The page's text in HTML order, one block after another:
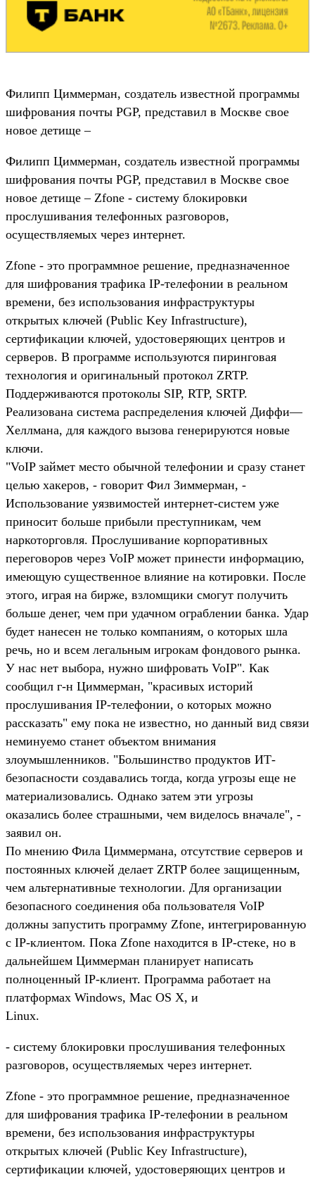
Филипп Циммерман, создатель известной программы
шифрования почты PGP, представил в Москве свое
новое детище –
Филипп Циммерман, создатель известной программы
шифрования почты PGP, представил в Москве свое
новое детище – Zfone - систему блокировки
прослушивания телефонных разговоров,
осуществляемых через интернет.
Zfone - это программное решение, предназначенное
для шифрования трафика IP-телефонии в реальном
времени, без использования инфраструктуры
открытых ключей (Public Key Infrastructure),
сертификации ключей, удостоверяющих центров и
серверов. В программе используются пиринговая
технология и оригинальный протокол ZRTP.
Поддерживаются протоколы SIP, RTP, SRTP.
Реализована система распределения ключей Диффи—
Хеллмана, для каждого вызова генерируются новые
ключи.
"VoIP займет место обычной телефонии и сразу станет
целью хакеров, - говорит Фил Зиммерман, -
Использование уязвимостей интернет-систем уже
приносит больше прибыли преступникам, чем
наркоторговля. Прослушивание корпоративных
переговоров через VoIP может принести информацию,
имеющую существенное влияние на котировки. После
этого, играя на бирже, взломщики смогут получить
больше денег, чем при удачном ограблении банка. Удар
будет нанесен не только компаниям, о которых шла
речь, но и всем легальным игрокам фондового рынка.
У нас нет выбора, нужно шифровать VoIP". Как
сообщил г-н Циммерман, "красивых историй
прослушивания IP-телефонии, о которых можно
рассказать" ему пока не известно, но данный вид связи
неминуемо станет объектом внимания
злоумышленников. "Большинство продуктов ИТ-
безопасности создавались тогда, когда угрозы еще не
материализовались. Однако затем эти угрозы
оказались более страшными, чем виделось вначале", -
заявил он.
По мнению Фила Циммермана, отсутствие серверов и
постоянных ключей делает ZRTP более защищенным,
чем альтернативные технологии. Для организации
безопасного соединения оба пользователя VoIP
должны запустить программу Zfone, интегрированную
с IP-клиентом. Пока Zfone находится в IP-стеке, но в
дальнейшем Циммерман планирует написать
полноценный IP-клиент. Программа работает на
платформах Windows, Mac OS X, и
Linux.
- систему блокировки прослушивания телефонных
разговоров, осуществляемых через интернет.
Zfone - это программное решение, предназначенное
для шифрования трафика IP-телефонии в реальном
времени, без использования инфраструктуры
открытых ключей (Public Key Infrastructure),
сертификации ключей, удостоверяющих центров и